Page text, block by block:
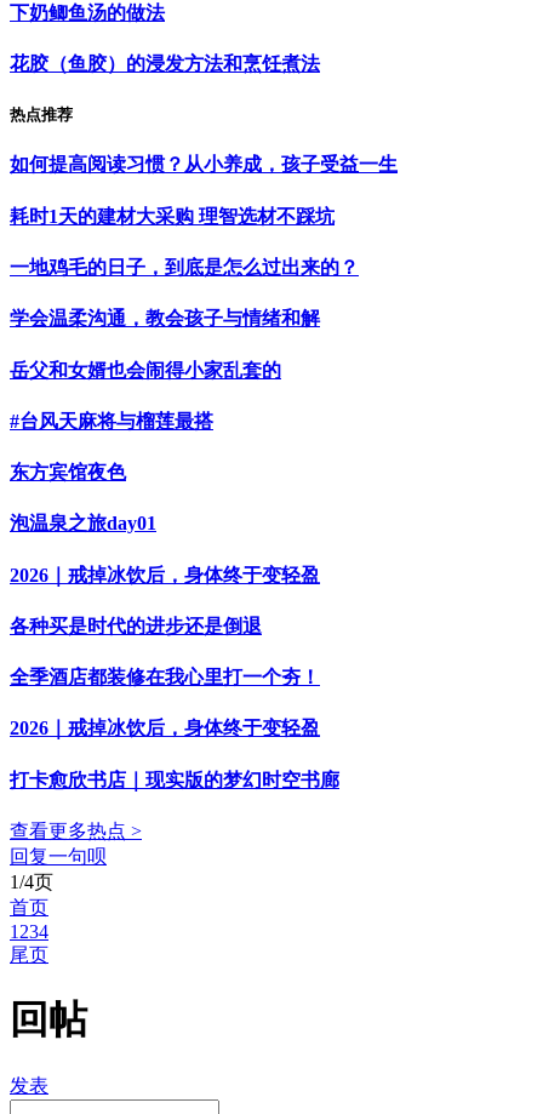
下奶鲫鱼汤的做法
花胶（鱼胶）的浸发方法和烹饪煮法
热点推荐
如何提高阅读习惯？从小养成，孩子受益一生
耗时1天的建材大采购 理智选材不踩坑
一地鸡毛的日子，到底是怎么过出来的？
学会温柔沟通，教会孩子与情绪和解
岳父和女婿也会闹得小家乱套的
#台风天麻将与榴莲最搭
东方宾馆夜色
泡温泉之旅day01
2026｜戒掉冰饮后，身体终于变轻盈
各种买是时代的进步还是倒退
全季酒店都装修在我心里打一个夯！
2026｜戒掉冰饮后，身体终于变轻盈
打卡愈欣书店｜现实版的梦幻时空书廊
查看更多热点 >
回复一句呗
1/4页
首页
1 234
尾页
回帖
发表